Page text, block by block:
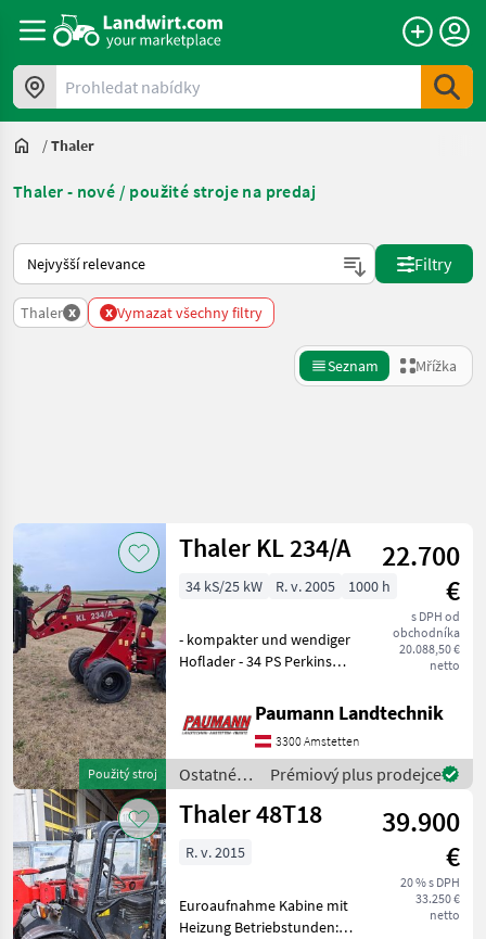
Prohledat nabídky
/Thaler
Thaler - nové / použité stroje na predaj
Takto se řadí nabídky na Landwirt.com
Filtry
Thaler x x Vymazat všechny filtry
Seznam Mřížka
Kategorie 1 Země Filtry
AKTUÁLNÍ
CESTA
Thaler
VYBRAT
KATEGORII
poľnohospodárska technika
164
stavebná technika
9
ostatné
3
MARKETPLACE
Obnovit
Zobrazit
176
výsledků
Použitý stroj
Thaler KL 234/A
22.700
€
s DPH od
obchodníka
20.088,50 €
netto
34 kS/25 kW R. v. 2005 1000 h
- kompakter und wendiger
Hoflader - 34 PS Perkins
1000 Betriebsstunden
(Stundenzähler funktioniert
nicht!) - Allradantrieb -
hydrost
Paumann Landtechnik
3300 Amstetten
Ostatné
poľnohospodárske
silové
Thaler
Prémiový plus prodejce
Thaler 48T18
39.900
€
20 % s DPH
33.250 €
netto
R. v. 2015
Euroaufnahme Kabine mit
Heizung Betriebstunden: